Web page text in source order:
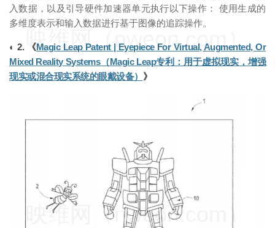
入数据，以及引导硬件加速器单元执行以下操作： 使用生成的
多维度表示和输入数据进行基于图像的追踪操作。
◐ 2. 《Magic Leap Patent | Eyepiece For Virtual, Augmented, Or
Mixed Reality Systems（Magic Leap专利：用于虚拟现实，增强
现实或混合现实系统的眼戴设备） 》
映维网（nweon.com）
映维网（nweon.com）